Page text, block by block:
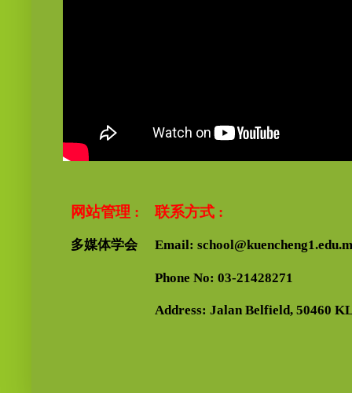
网站管理 :
多媒体学会
联系方式 :
Email:
Phone No: 03-21428271
Address: Jalan Belfield, 50460